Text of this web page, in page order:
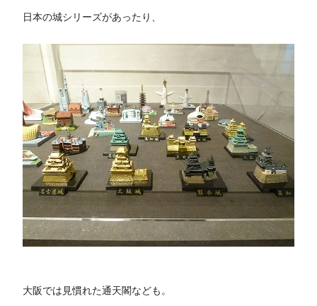
日本の城シリーズがあったり、
大阪では見慣れた通天閣なども。